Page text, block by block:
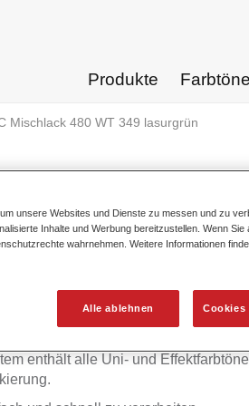
Produkte Farbtöne
Mischlack 480 WT 349 lasurgrün
Hi-TEC Mischlack
enthält alle Uni- und
unsere Websites und Dienste zu messen und zu
Inhalte und Werbung bereitzustellen. Wenn Sie
wahrnehmen. Weitere Informationen
Alle ablehnen Cookies